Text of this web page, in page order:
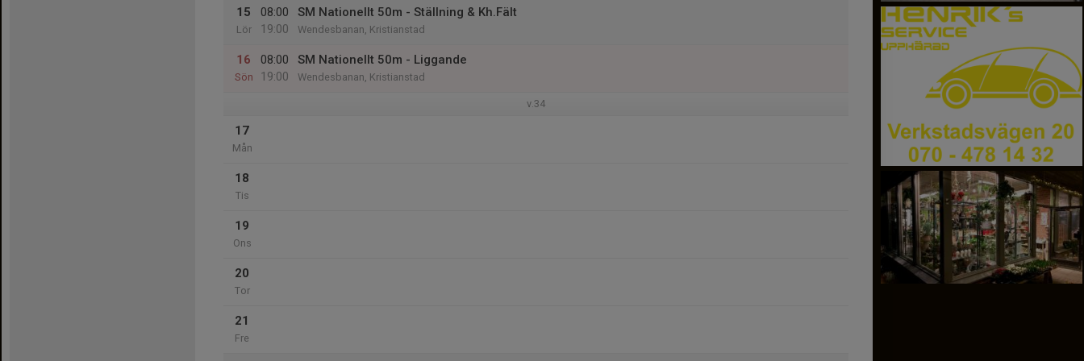
15
Lör
08:00
19:00
SM Nationellt 50m - Ställning & Kh.Fält
Wendesbanan, Kristianstad
16
Sön
08:00
19:00
SM Nationellt 50m - Liggande
Wendesbanan, Kristianstad
v.34
17
Mån
18
Tis
19
Ons
20
Tor
21
Fre